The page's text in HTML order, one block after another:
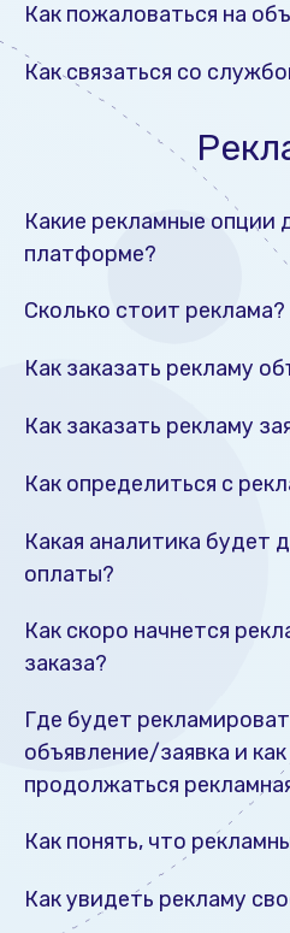
Как пожаловаться на
Как связаться со
Какие рекламные опции
платформе?
Сколько стоит реклама?
Как заказать рекламу
Как заказать рекламу
Как определиться с
Какая аналитика будет
оплаты?
Как скоро начнется
заказа?
Где будет
объявление/заявка и
продолжаться
Как понять, что
Как увидеть рекламу